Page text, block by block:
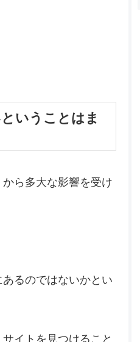
いうことはま
ら多大な影響を受け
るのではないかとい
イトを見つけること